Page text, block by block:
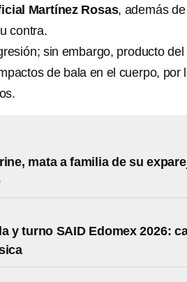
Martínez Rosas, además
contra.
sin embargo, producto
de bala en el cuerpo, por
mata a familia de su
y turno SAID Edomex 2026: